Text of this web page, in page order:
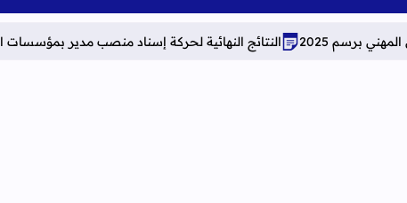
النتائج النهائية لحركة إسناد منصب مدير بمؤسسات التعليم الثانوي الإعدادي